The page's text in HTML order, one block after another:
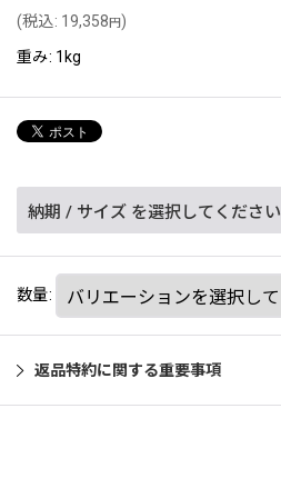
(税込: 19,358円)
重み: 1kg
納期 / サイズ を選択してください
数量:
返品特約に関する重要事項